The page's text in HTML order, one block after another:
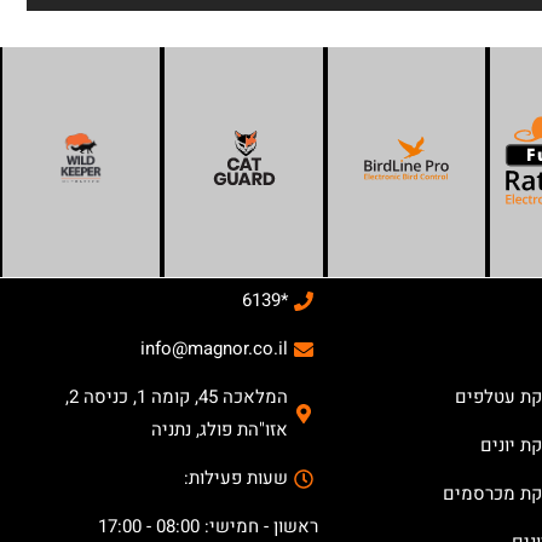
עטלפים
יונים
מכרסמים
*6139
info@magnor.co.il
המלאכה 45, קומה 1, כניסה 2,
אזו"הת פולג, נתניה
שעות פעילות:
ראשון - חמישי: 08:00 - 17:00